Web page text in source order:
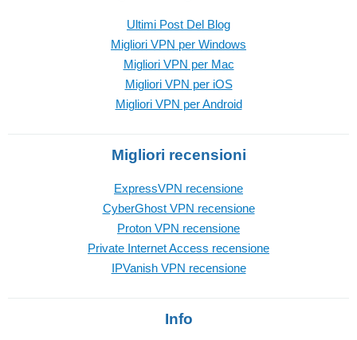
Ultimi Post Del Blog
Migliori VPN per Windows
Migliori VPN per Mac
Migliori VPN per iOS
Migliori VPN per Android
Migliori recensioni
ExpressVPN recensione
CyberGhost VPN recensione
Proton VPN recensione
Private Internet Access recensione
IPVanish VPN recensione
Info